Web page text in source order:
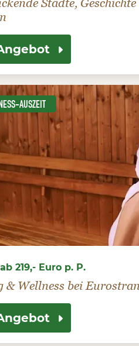
Städte,
AUSZEIT
219,- Euro p. P.
& Wellness bei